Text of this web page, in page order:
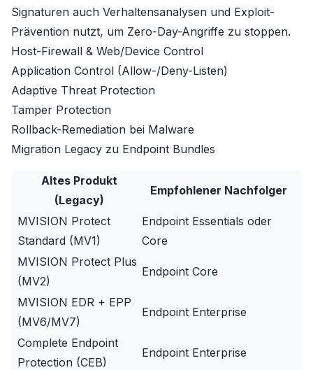
Signaturen auch Verhaltensanalysen und Exploit-
Prävention nutzt, um Zero-Day-Angriffe zu stoppen.
Host-Firewall & Web/Device Control
Application Control (Allow-/Deny-Listen)
Adaptive Threat Protection
Tamper Protection
Rollback-Remediation bei Malware
Migration Legacy zu Endpoint Bundles
Altes Produkt
(Legacy)
Empfohlener Nachfolger
MVISION Protect
Standard (MV1)
Endpoint Essentials oder
Core
MVISION Protect Plus
(MV2)
Endpoint Core
MVISION EDR + EPP
(MV6/MV7)
Endpoint Enterprise
Complete Endpoint
Protection (CEB)
Endpoint Enterprise